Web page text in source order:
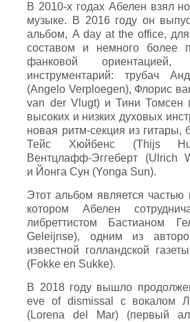
В 2010-х годах Абелен взял
музыке. В 2016 году он
альбом, A day at the office,
составом и немного более
фанковой
инструментарий: трубач
(Angelo Verploegen), Флорис
van der Vlugt) и Тини Томсен
высоких и низких духовых
новая ритм-секция из гитары,
Тейс Хюйбенс (Thijs
Вентцлафф-Эггеберт (Ulrich
и Йонга Сун (Yonga Sun).
Этот альбом является частью
котором Абелен
либреттистом Бастианом
Geleijnse), одним из
известной голландской
(Fokke en Sukke).
В 2018 году вышло
eve of dismissal с вокалом
(Lorena del Mar) (первый